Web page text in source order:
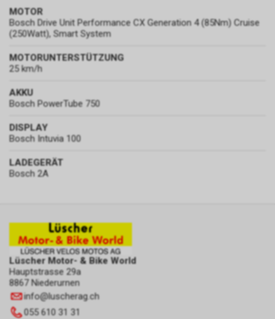
MOTOR
Bosch Drive Unit Performance CX Generation 4 (85Nm) Cruise
(250Watt), Smart System
MOTORUNTERSTÜTZUNG
25 km/h
AKKU
Bosch PowerTube 750
DISPLAY
Bosch Intuvia 100
LADEGERÄT
Bosch 2A
Lüscher Motor- & Bike World
Hauptstrasse 29a
8867 Niederurnen
info@luscherag.ch
055 610 31 31